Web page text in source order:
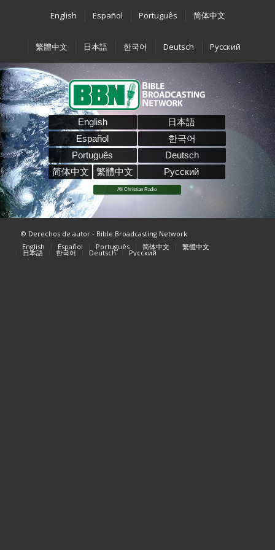
English Español Português 简体中文
繁體中文 日本語 한국어 Deutsch Pусский
English
Español
Português
简体中文
繁體中文
日本語
한국어
Deutsch
Pусский
All Christian Radio
© Derechos de autor - Bible Broadcasting Network
English
Español Português 简体中文 繁體中文
日本語 한국어 Deutsch Pусский